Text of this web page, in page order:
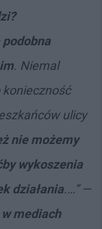
podobna
. Niemal
ulicy
nie możemy
wykoszenia
działania.…”—
mediach